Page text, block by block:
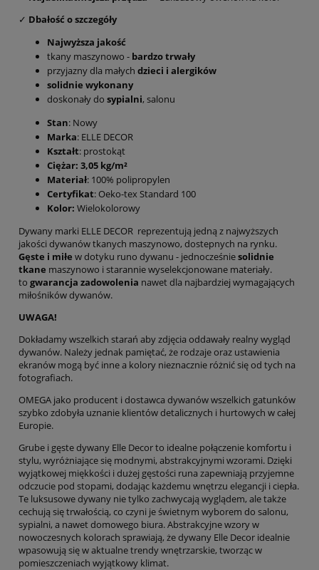
✓ Dbałość o szczegóły
Najwyższa jakość
tkany maszynowo - bardzo trwały
przyjazny dla małych dzieci i alergików
solidnie wykonany
doskonały do sypialni, salonu
Stan: Nowy
Marka: ELLE DECOR
Kształt: prostokąt
Ciężar: 3,05 kg/m²
Materiał: 100% polipropylen
Certyfikat: Oeko-tex Standard 100
Kolor: Wielokolorowy
Dywany marki ELLE DECOR reprezentują jedną z najwyższych
jakości dywanów tkanych maszynowo, dostepnych na rynku.
Gęste i miłe w dotyku runo dywanu - jednocześniesolidnie
tkane maszynowo i starannie wyselekcjonowane materiały.
to gwarancja zadowolenia nawet dla najbardziej wymagających
miłośników dywanów.
UWAGA!
Dokładamy wszelkich starań aby zdjęcia oddawały realny wygląd
dywanów. Należy jednak pamiętać, że rodzaje oraz ustawienia
ekranów mogą być inne a kolory nieznacznie różnić się od tych na
fotografiach.
OMEGA jako producent i dostawca dywanów wszelkich gatunków
szybko zdobyła uznanie klientów detalicznych i hurtowych w całej
Europie.
Grube i gęste dywany Elle Decor to idealne połączenie komfortu i
stylu, wyróżniające się modnymi, abstrakcyjnymi wzorami. Dzięki
wyjątkowej miękkości i dużej gęstości runa zapewniają przyjemne
odczucie pod stopami, dodając każdemu wnętrzu elegancji i ciepła.
Te luksusowe dywany nie tylko zachwycają wyglądem, ale także
cechują się trwałością, co czyni je świetnym wyborem do salonu,
sypialni, a nawet domowego biura. Abstrakcyjne wzory w
nowoczesnych kolorach sprawiają, że dywany Elle Decor idealnie
wpasowują się w aktualne trendy wnętrzarskie, tworząc w
pomieszczeniach wyjątkowy klimat.